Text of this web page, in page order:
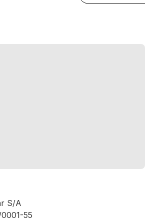
S/A
55